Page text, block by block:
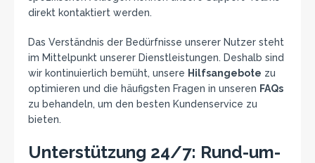
direkt kontaktiert werden.
Das Verständnis der Bedürfnisse unserer Nutzer steht
im Mittelpunkt unserer Dienstleistungen. Deshalb sind
wir kontinuierlich bemüht, unsere Hilfsangebote zu
optimieren und die häufigsten Fragen in unseren FAQs
zu behandeln, um den besten Kundenservice zu
bieten.
Unterstützung 24/7: Rund-um-